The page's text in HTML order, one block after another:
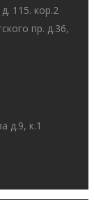
115. кор.2
пр. д.36,
д.9, к.1